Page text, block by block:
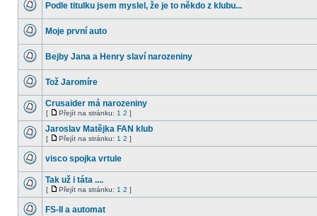
příspěvky
příspěvky
Podle titulku jsem myslel, že je to někdo z klubu...
příspěvky
Moje první auto
příspěvky
Bejby Jana a Henry slaví narozeniny
nové
příspěvky
Tož Jaromíre
Žádné
nové
příspěvky
Crusaider má narozeniny
[
Přejít
na
stránku
Přejít na stránku: 1 2 ]
Žádné
příspěvky
Jaroslav Matějka FAN klub
[
Přejít
stránku
Přejít na stránku: 1 2 ]
nové
příspěvky
visco spojka vrtule
Žádné
příspěvky
Tak už i táta ....
[
Přejít
stránku
Přejít na stránku: 1 2 ]
FS-II a automat